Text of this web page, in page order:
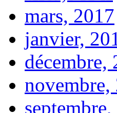
mars, 2017
janvier,
décembre,
novembre,